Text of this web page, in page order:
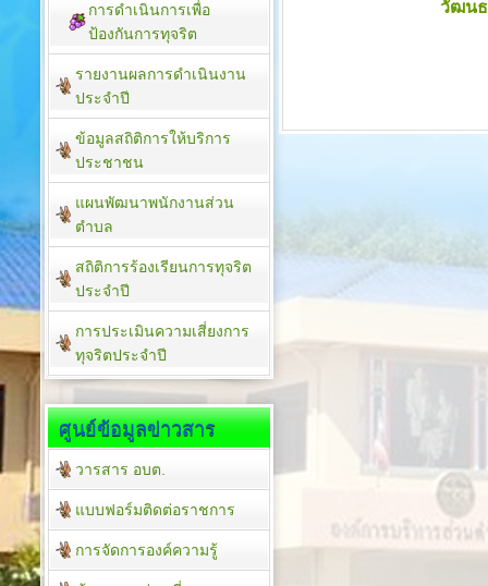
วัฒน
การดำเนินการเพื่อ
ป้องกันการทุจริต
รายงานผลการดำเนินงาน
ประจำปี
ข้อมูลสถิติการให้บริการ
ประชาชน
แผนพัฒนาพนักงานส่วน
ตำบล
สถิติการร้องเรียนการทุจริต
ประจำปี
การประเมินความเสี่ยงการ
ทุจริตประจำปี
ศูนย์ข้อมูลข่าวสาร
วารสาร อบต.
แบบฟอร์มติดต่อราชการ
การจัดการองค์ความรู้